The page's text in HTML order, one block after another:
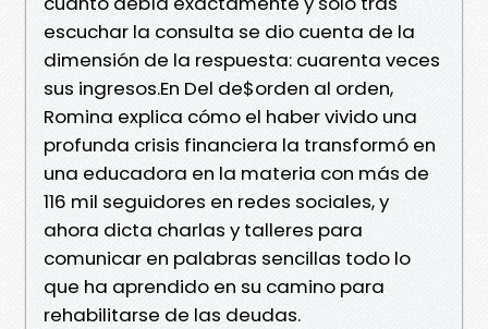
escuchar la consulta se dio cuenta de la
dimensión de la respuesta: cuarenta veces
sus ingresos.En Del de$orden al orden,
Romina explica cómo el haber vivido una
profunda crisis financiera la transformó en
una educadora en la materia con más de
116 mil seguidores en redes sociales, y
ahora dicta charlas y talleres para
comunicar en palabras sencillas todo lo
que ha aprendido en su camino para
rehabilitarse de las deudas.